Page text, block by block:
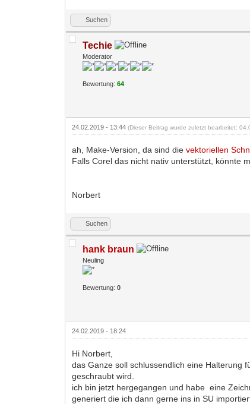
Suchen
Techie
Moderator
Bewertung:64
24.02.2019 - 13:44(Dieser Beitrag wurde zuletzt bearbeitet:
ah, Make-Version, da sind dievektoriellen
Falls Corel das nicht nativ unterstützt, könnte
Norbert
Suchen
hank braun
Neuling
Bewertung:0
24.02.2019 - 18:24
Hi Norbert,
das Ganze soll schlussendlich eine Halterung
geschraubt wird.
ich bin jetzt hergegangen und habe eine
generiert die ich dann gerne ins in SU